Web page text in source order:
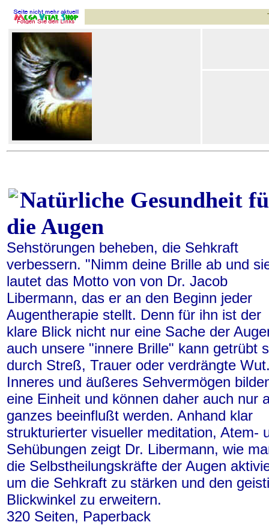
Natürliche Gesundheit
die Augen
Sehstörungen beheben, die Sehkraft
verbessern. "Nimm deine Brille ab und
lautet das Motto von von Dr. Jacob
Libermann, das er an den Beginn jeder
Augentherapie stellt. Denn für ihn ist der
klare Blick nicht nur eine Sache der
auch unsere "innere Brille" kann getrübt
durch Streß, Trauer oder verdrängte
Inneres und äußeres Sehvermögen
eine Einheit und können daher auch nur
ganzes beeinflußt werden. Anhand klar
strukturierter visueller meditation, Atem-
Sehübungen zeigt Dr. Libermann, wie
die Selbstheilungskräfte der Augen
um die Sehkraft zu stärken und den
Blickwinkel zu erweitern.
320 Seiten, Paperback